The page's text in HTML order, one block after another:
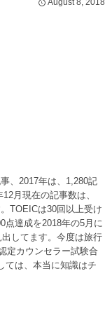
August 8, 2018
、2017年は、1,280記
月現在の記事数は、
TOEICは30回以上受け
点達成を2018年の5月に
してます。今度は旅行
定カウンセラー試験合
ては、本当に知識はチ